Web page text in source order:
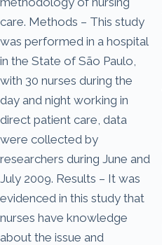
care. Methods – This study
was performed in a hospital
in the State of São Paulo,
with 30 nurses during the
day and night working in
direct patient care, data
were collected by
researchers during June and
July 2009. Results – It was
evidenced in this study that
nurses have knowledge
about the issue and